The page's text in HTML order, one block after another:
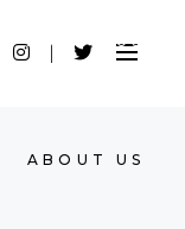
ABOUT US
ABOUT US